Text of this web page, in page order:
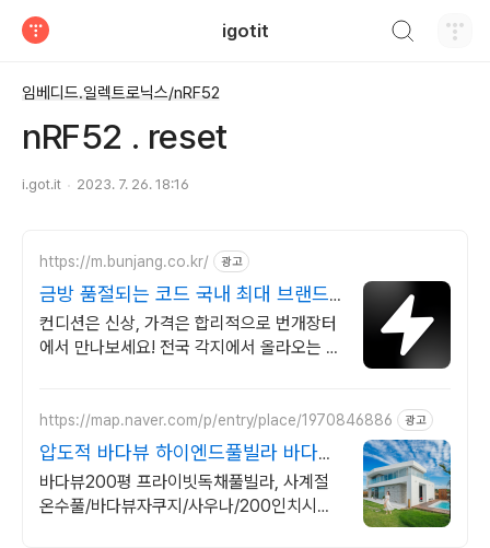
igotit
임베디드.일렉트로닉스/nRF52
nRF52 . reset
i.got.it 2023. 7. 26. 18:16
https://m.bunjang.co.kr/ 광고
금방 품절되는 코드 국내 최대 브랜드
중고거래
컨디션은 신상, 가격은 합리적으로 번개장터
에서 만나보세요! 전국 각지에서 올라오는 전
https://map.naver.com/p/entry/place/1970846886 광고
압도적 바다뷰 하이엔드풀빌라 바다뷰
자쿠지 상시 무료
바다뷰200평 프라이빗독채풀빌라, 사계절
온수풀/바다뷰자쿠지/사우나/200인치시네